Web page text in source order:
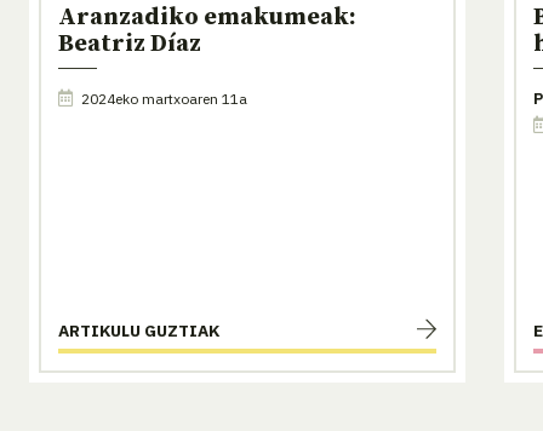
Aranzadiko emakumeak:
Beatriz Díaz
2024eko martxoaren 11a
ARTIKULU GUZTIAK